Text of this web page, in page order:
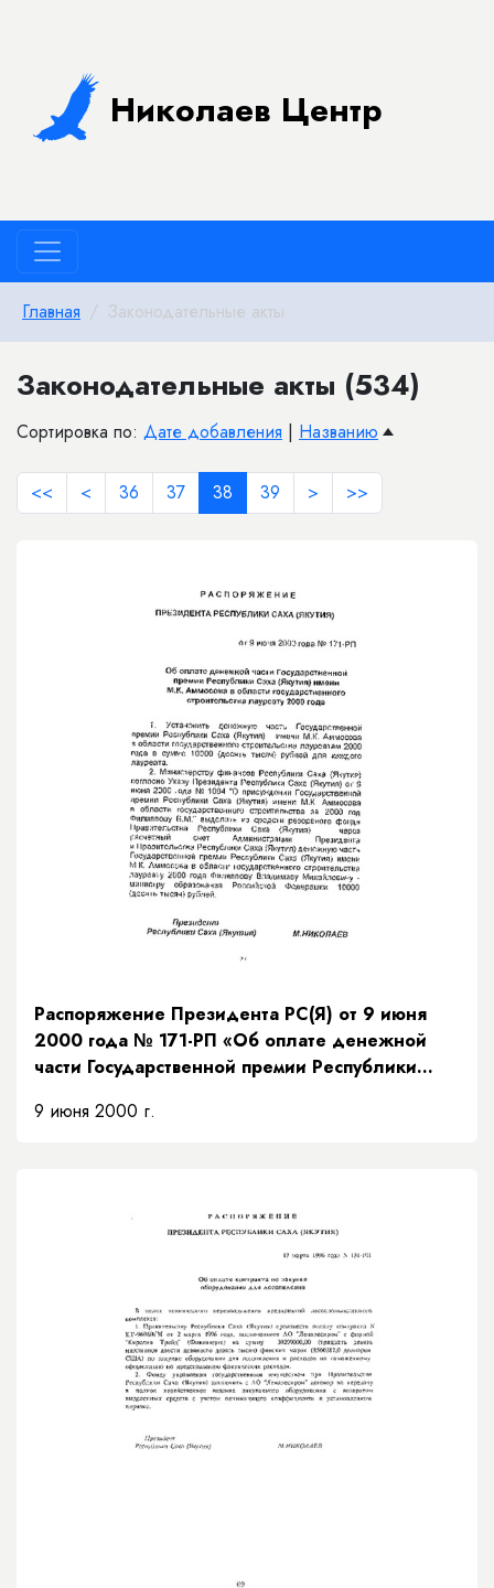
Николаев Центр
Главная Законодательные акты
Законодательные акты (534)
Сортировка по: Дате добавления | Названию
<< < 36 37 38 39 > >>
Распоряжение Президента РС(Я) от 9 июня
2000 года № 171-РП «Об оплате денежной
части Государственной премии Республики
государственного строительства лауреату
9 июня 2000 г.